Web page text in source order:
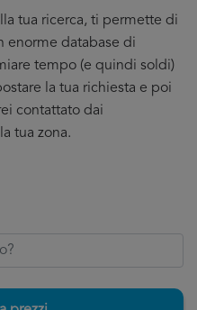
tua ricerca, ti permette di
enorme database di
tempo (e quindi soldi)
la tua richiesta e poi
contattato dai
tua zona.